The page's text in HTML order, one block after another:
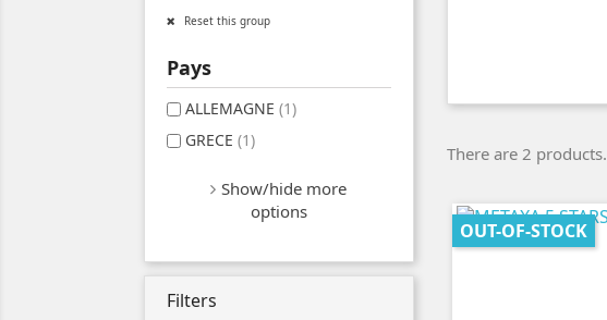
Reset this group
Pays
ALLEMAGNE (1)
GRECE (1)
Show/hide more
options
Filters
There are 2 products.
OUT-OF-STOCK